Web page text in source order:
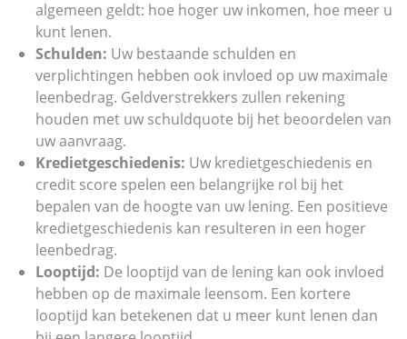
algemeen geldt: hoe hoger uw inkomen, hoe meer u
kunt lenen.
Schulden: Uw bestaande schulden en
verplichtingen hebben ook invloed op uw maximale
leenbedrag. Geldverstrekkers zullen rekening
houden met uw schuldquote bij het beoordelen van
uw aanvraag.
Kredietgeschiedenis: Uw kredietgeschiedenis en
credit score spelen een belangrijke rol bij het
bepalen van de hoogte van uw lening. Een positieve
kredietgeschiedenis kan resulteren in een hoger
leenbedrag.
Looptijd: De looptijd van de lening kan ook invloed
hebben op de maximale leensom. Een kortere
looptijd kan betekenen dat u meer kunt lenen dan